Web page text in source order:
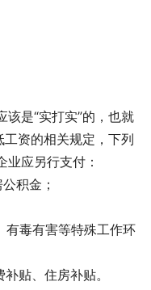
是“实打实”的，也就
工资的相关规定，下列
应另行支付：
积金；
有毒有害等特殊工作环
贴、住房补贴。